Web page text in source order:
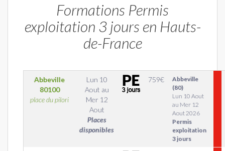
Formations Permis
exploitation 3 jours en Hauts-
de-France
Abbeville
80100
place du pilori
Lun 10
Aout au
Mer 12
Aout
Places
disponibles
759€
Abbeville
(80)
Lun 10 Aout
au Mer 12
Aout 2026
Permis
exploitation
3 jours